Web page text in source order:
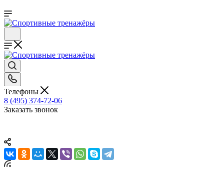
Телефоны
8 (495) 374-72-06
Заказать звонок